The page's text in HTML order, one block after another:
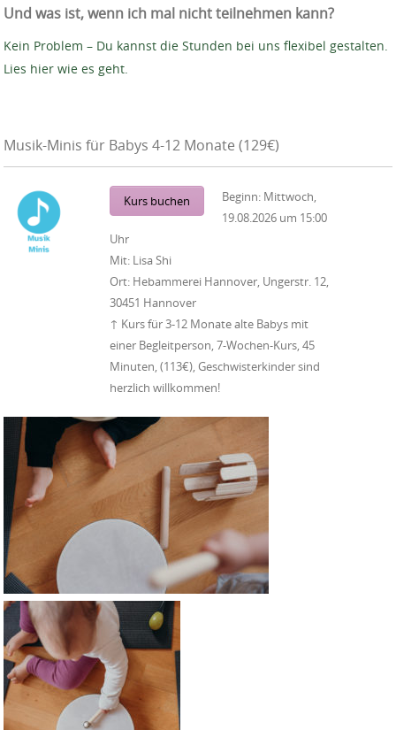
Und was ist, wenn ich mal nicht teilnehmen kann?
Kein Problem – Du kannst die Stunden bei uns flexibel gestalten.
Lies hier wie es geht.
Musik-Minis für Babys 4-12 Monate (129€)
Kurs buchen Beginn: Mittwoch,
19.08.2026 um 15:00
Uhr
Mit: Lisa Shi
Ort: Hebammerei Hannover, Ungerstr. 12,
30451 Hannover
↑ Kurs für 3-12 Monate alte Babys mit
einer Begleitperson, 7-Wochen-Kurs, 45
Minuten, (113€), Geschwisterkinder sind
herzlich willkommen!